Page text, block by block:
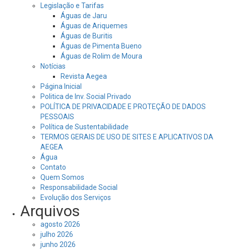
Legislação e Tarifas
Águas de Jaru
Águas de Ariquemes
Águas de Buritis
Águas de Pimenta Bueno
Águas de Rolim de Moura
Notícias
Revista Aegea
Página Inicial
Politica de Inv. Social Privado
POLÍTICA DE PRIVACIDADE E PROTEÇÃO DE DADOS
PESSOAIS
Política de Sustentabilidade
TERMOS GERAIS DE USO DE SITES E APLICATIVOS DA
AEGEA
Água
Contato
Quem Somos
Responsabilidade Social
Evolução dos Serviços
Arquivos
agosto 2026
julho 2026
junho 2026